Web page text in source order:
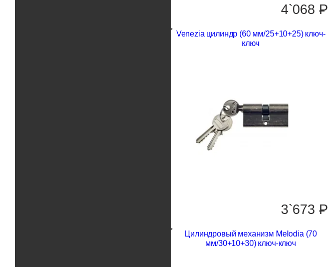
4`068 P
Venezia цилиндр (60 мм/25+10+25) ключ-
ключ
3`673 P
Цилиндровый механизм Melodia (70
мм/30+10+30) ключ-ключ